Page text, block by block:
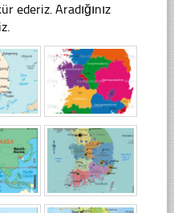
ederiz. Aradığınız